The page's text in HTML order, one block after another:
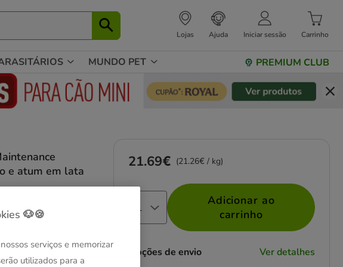
Lojas Ajuda Iniciar sessão Carrinho
MUNDO PET PREMIUM CLUB
e atum em lata
x 85 g
Preço 21.69€, 21.26 EUR por kg
21.69€ (21.26€ / kg)
Adicionar ao
carrinho
Opções de envio Ver detalhes
🐶🍪
serviços e memorizar
utilizados para a